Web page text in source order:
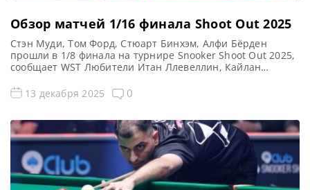
Обзор матчей 1/16 финала Shoot Out 2025
Стэн Муди, Том Форд, Стюарт Бинхэм, Алфи Бёрден
прошли в 1/8 финала на турнире Snooker Shoot Out 2025,
сообщает WST Любители Итан Ллевеллин, Кайлан
вышли в 1/8 финала турнира Shoot Out, победитель
которого будет определен в субботу вечером. Матчи 1/8
13 декабря 2025 0